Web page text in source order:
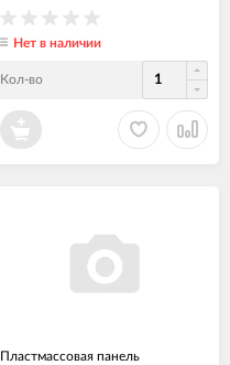
Нет в наличии
Кол-во
Пластмассовая панель